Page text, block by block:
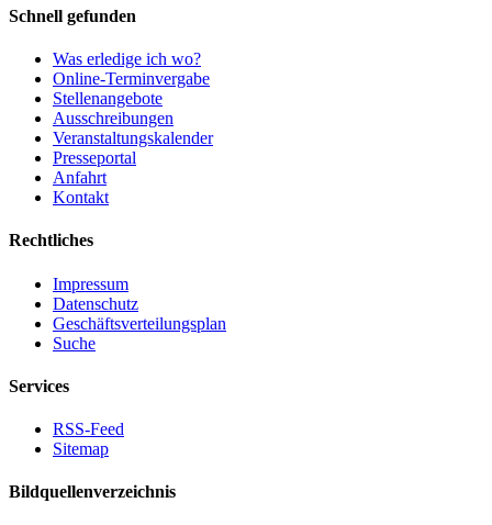
Schnell gefunden
Was erledige ich wo?
Online-Terminvergabe
Stellenangebote
Ausschreibungen
Veranstaltungskalender
Presseportal
Anfahrt
Kontakt
Rechtliches
Impressum
Datenschutz
Geschäftsverteilungsplan
Suche
Services
RSS-Feed
Sitemap
Bildquellenverzeichnis